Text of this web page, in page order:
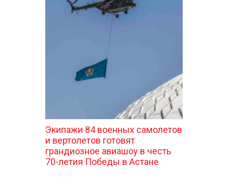
Экипажи 84 военных самолетов
и вертолетов готовят
грандиозное авиашоу в честь
70-летия Победы в Астане